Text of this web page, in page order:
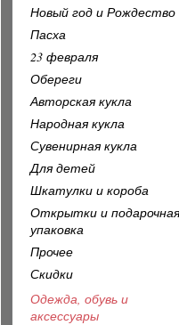
Новый год и Рождество
Пасха
23 февраля
Обереги
Авторская кукла
Народная кукла
Сувенирная кукла
Для детей
Шкатулки и короба
Открытки и подарочная
упаковка
Прочее
Скидки
Одежда, обувь и
аксессуары